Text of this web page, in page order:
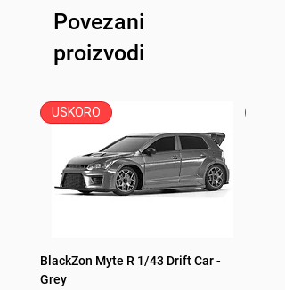
svim površinama za vožnju
Povezani
proizvodi
USKORO
BlackZon Myte R 1/43 Drift Car -
Grey